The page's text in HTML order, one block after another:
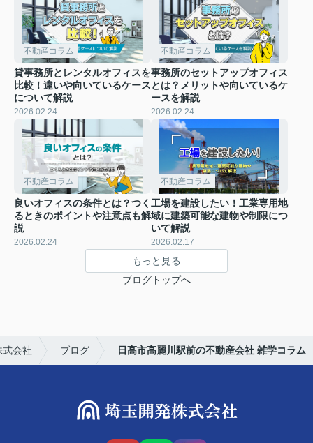
不動産コラム
貸事務所とレンタルオフィスを
比較！違いや向いているケース
について解説
2026.02.24
不動産コラム
事務所のセットアップオフィス
とは？メリットや向いているケ
ースを解説
2026.02.24
不動産コラム
良いオフィスの条件とは？つく
るときのポイントや注意点も解
説
2026.02.24
不動産コラム
工場を建設したい！工業専用地
域に建築可能な建物や制限につ
いて解説
2026.02.17
もっと見る
ブログトップへ
会社 ブログ 日高市高麗川駅前の不動産会社 雑学コラム